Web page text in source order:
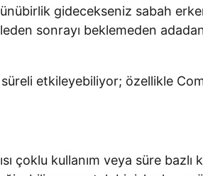
gidecekseniz sabah
sonrayı beklemeden adadan
etkileyebiliyor; özellikle
çoklu kullanım veya süre bazlı